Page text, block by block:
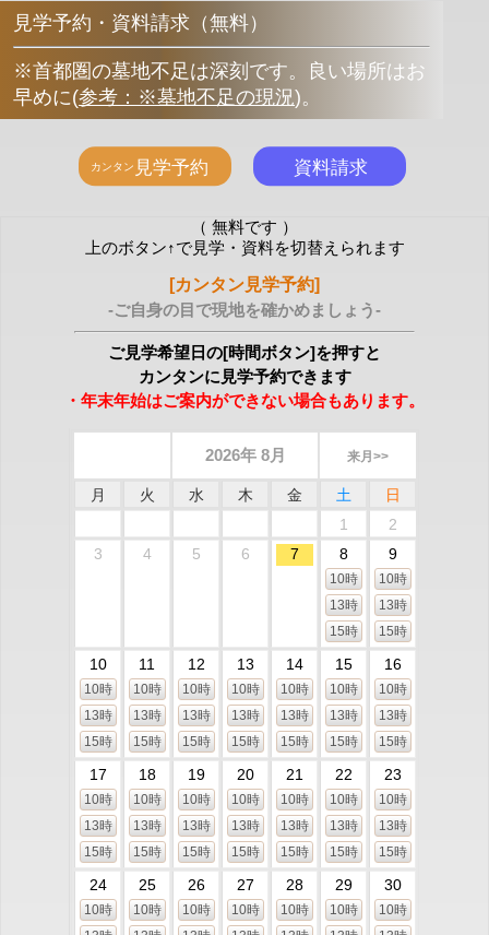
見学予約・資料請求（無料）
※首都圏の墓地不足は深刻です。良い場所はお
早めに(参考：※墓地不足の現況)。
（ 無料です ）
上のボタン↑で見学・資料を切替えられます
[カンタン見学予約]
-ご自身の目で現地を確かめましょう-
ご見学希望日の[時間ボタン]を押すと
カンタンに見学予約できます
・年末年始はご案内ができない場合もあります。
2026年 8月 来月>>
月 火 水 木 金 土
日
1
2
3
4 5 6 7 8
10時
13時
15時
9
10時
13時
15時
10
10時
13時
15時
11
10時
13時
15時
12
10時
13時
15時
13
10時
13時
15時
14
10時
13時
15時
15
10時
13時
15時
16
10時
13時
15時
17
10時
13時
15時
18
10時
13時
15時
19
10時
13時
15時
20
10時
13時
15時
21
10時
13時
15時
22
10時
13時
15時
23
10時
13時
15時
24
10時
25
10時
26
10時
27
10時
28
10時
29
10時
30
10時